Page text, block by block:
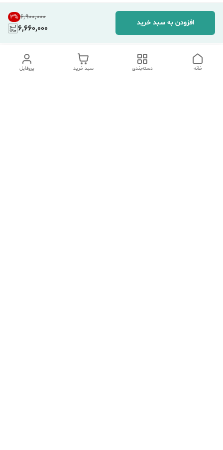
۶٬۹۰۰٬۰۰۰ 3%
6,660,000
افزودن به سبد خرید
پروفایل سبد خرید دسته‌بندی خانه